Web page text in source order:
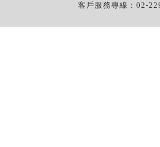
客戶服務專線：02-